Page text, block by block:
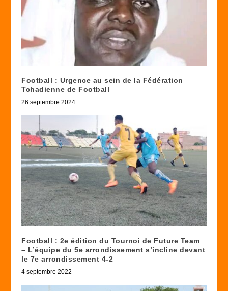
Football : Urgence au sein de la Fédération
Tchadienne de Football
26 septembre 2024
Football : 2e édition du Tournoi de Future Team
– L’équipe du 5e arrondissement s’incline devant
le 7e arrondissement 4-2
4 septembre 2022